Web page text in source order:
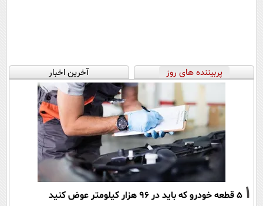
پربیننده های روز آخرین اخبار
1 ۵ قطعه خودرو که باید در ۹۶ هزار کیلومتر عوض کنید